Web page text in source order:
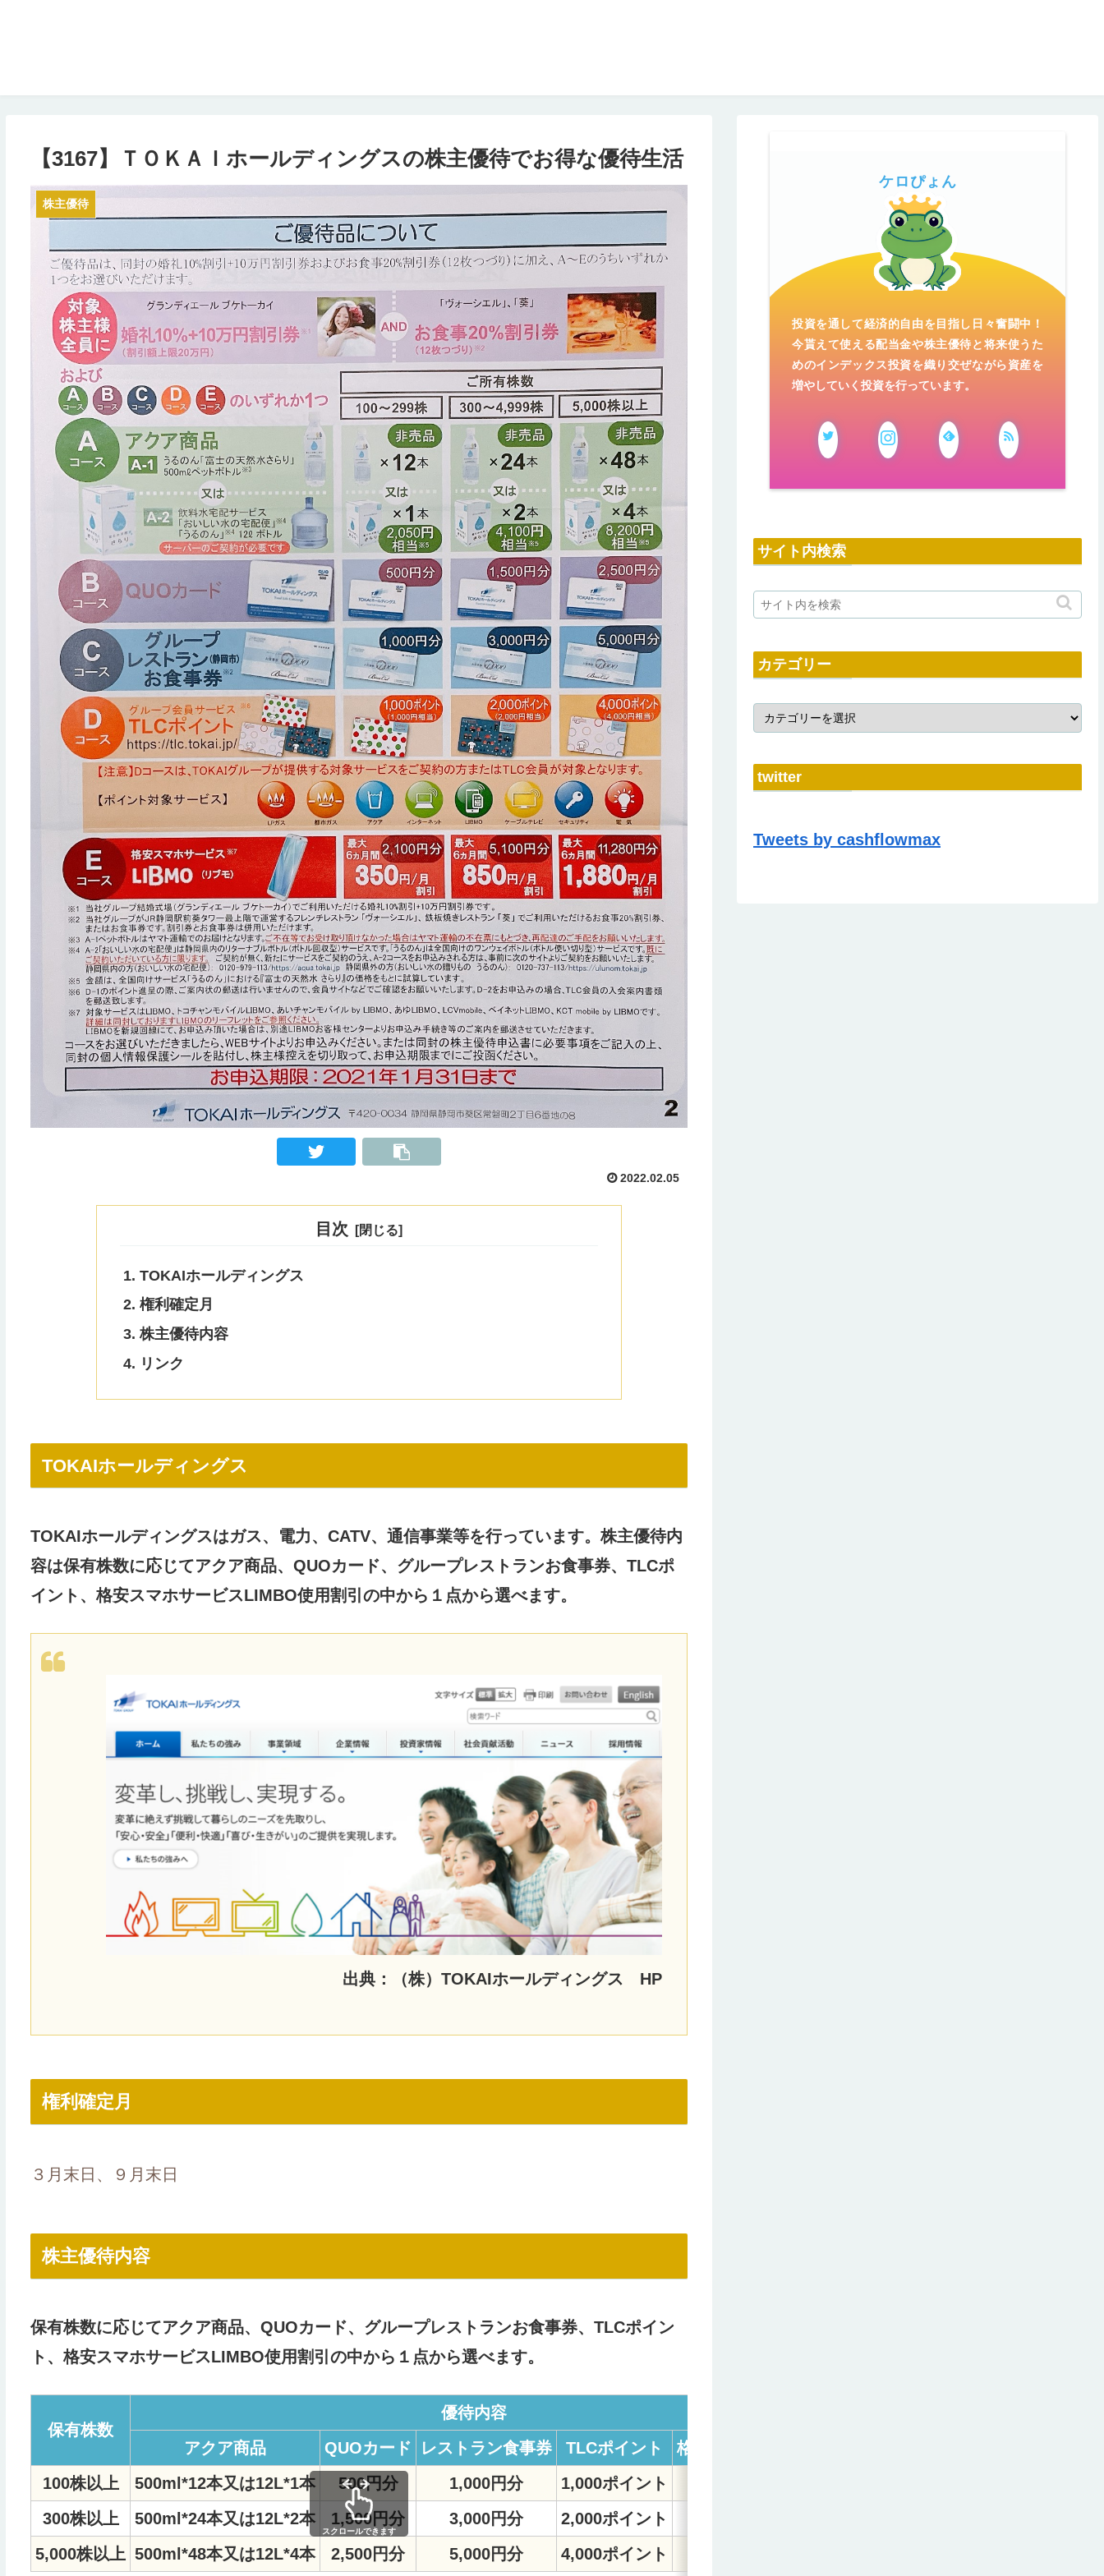
【3167】ＴＯＫＡＩホールディングスの株主優待でお得な優待生活
株主優待
2022.02.05
目次
TOKAIホールディングス
権利確定月
株主優待内容
リンク
TOKAIホールディングス
TOKAIホールディングスはガス、電力、CATV、通信事業等を行っています。株主優待内
容は保有株数に応じてアクア商品、QUOカード、グループレストランお食事券、TLCポ
イント、格安スマホサービスLIMBO使用割引の中から１点から選べます。
出典：（株）TOKAIホールディングス HP
権利確定月
３月末日、９月末日
株主優待内容
保有株数に応じてアクア商品、QUOカード、グループレストランお食事券、TLCポイン
ト、格安スマホサービスLIMBO使用割引の中から１点から選べます。
保有株数
優待内容
アクア商品
QUOカード レストラン食事券 TLCポイント
格安スマホLIBMO
100株以上
500ml*12本又は12L*1本 500円分 1,000円分 1,000ポイント
300株以上 500ml*24本又は12L*2本 1,500円分 3,000円分 2,000ポイント
5,000株以上 500ml*48本又は12L*4本 2,500円分 5,000円分 4,000ポイント
スクロールできます
ケロぴょん
投資を通して経済的自由を目指し日々奮闘中！
今貰えて使える配当金や株主優待と将来使うた
めのインデックス投資を織り交ぜながら資産を
増やしていく投資を行っています。
サイト内検索
カテゴリー
twitter
Tweets by cashflowmax